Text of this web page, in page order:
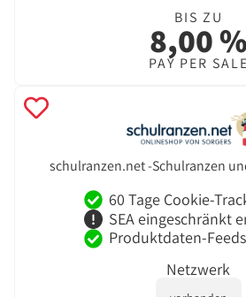
BIS ZU
8,00 %
PAY PER SALE
schulranzen.net -Schulranzen
60 Tage Cookie-
SEA eingeschränkt
Produktdaten-
Netzwerk